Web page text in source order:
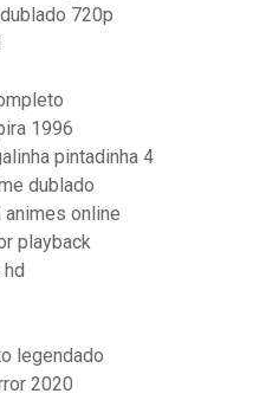
720p
1996
pintadinha 4
dublado
online
playback
legendado
2020